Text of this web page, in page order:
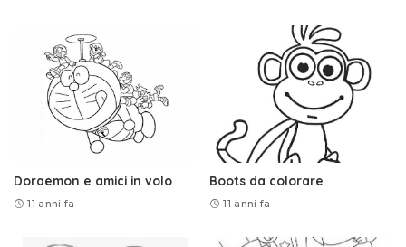
Doraemon e amici in volo
11 anni fa
Boots da colorare
11 anni fa